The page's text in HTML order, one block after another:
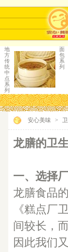
地
方
传
统
中
点
系
列
面
包
系
列
安心美味 >
龙膳的卫
一、选择
龙膳食品
《糕点厂
间较长，
因此我们